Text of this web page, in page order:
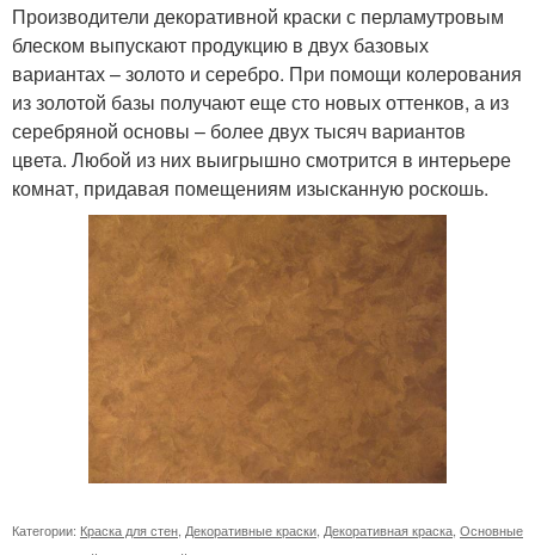
Производители декоративной краски с перламутровым
блеском выпускают продукцию в двух базовых
вариантах – золото и серебро. При помощи колерования
из золотой базы получают еще сто новых оттенков, а из
серебряной основы – более двух тысяч вариантов
цвета. Любой из них выигрышно смотрится в интерьере
комнат, придавая помещениям изысканную роскошь.
Категории: Краска для стен Декоративные краски Декоративная краска Основные